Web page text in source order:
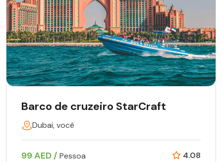
Barco de cruzeiro StarCraft
Dubai, você
99 AED / Pessoa 4.08